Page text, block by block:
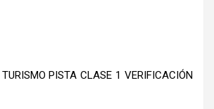
PISTA CLASE 1 VERIFICACIÓN